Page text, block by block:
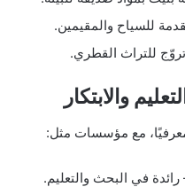
للسياح والمقيمين.
للتراث القطري.
والابتكار
مع مؤسسات مثل:
رائدة في البحث والتعليم.